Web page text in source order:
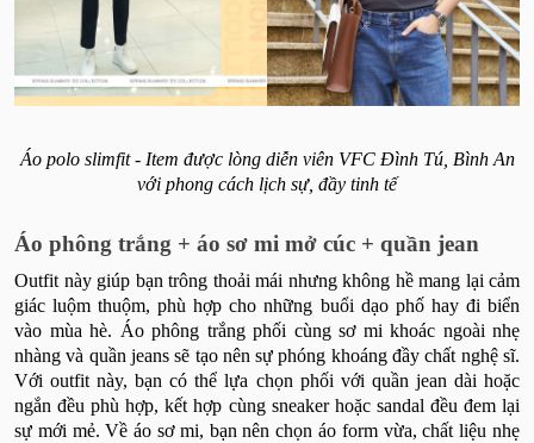
Áo polo slimfit - Item được lòng diễn viên VFC Đình Tú, Bình An
với phong cách lịch sự, đầy tinh tế
Áo phông trắng + áo sơ mi mở cúc + quần jean
Outfit này giúp bạn trông thoải mái nhưng không hề mang lại cảm
giác luộm thuộm, phù hợp cho những buổi dạo phố hay đi biển
vào mùa hè. Áo phông trắng phối cùng sơ mi khoác ngoài nhẹ
nhàng và quần jeans sẽ tạo nên sự phóng khoáng đầy chất nghệ sĩ.
Với outfit này, bạn có thể lựa chọn phối với quần jean dài hoặc
ngắn đều phù hợp, kết hợp cùng sneaker hoặc sandal đều đem lại
sự mới mẻ. Về áo sơ mi, bạn nên chọn áo form vừa, chất liệu nhẹ